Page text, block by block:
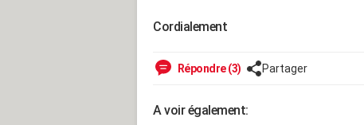
Cordialement
Répondre (3) Partager
A voir également: